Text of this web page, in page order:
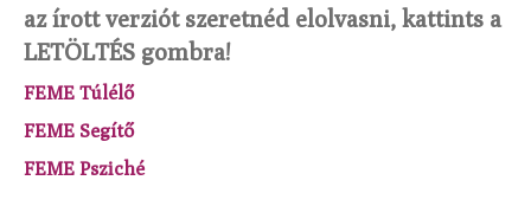
az írott verziót szeretnéd elolvasni, kattints a
LETÖLTÉS gombra!
FEME Túlélő
FEME Segítő
FEME Psziché